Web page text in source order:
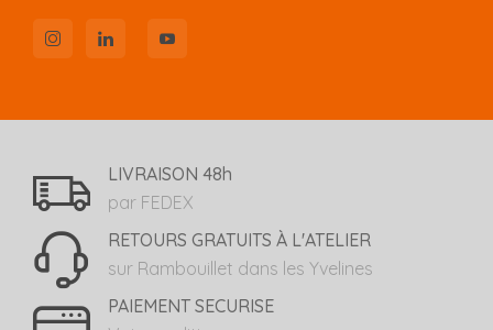
LIVRAISON 48h
par FEDEX
RETOURS GRATUITS À L'ATELIER
sur Rambouillet dans les Yvelines
PAIEMENT SECURISE